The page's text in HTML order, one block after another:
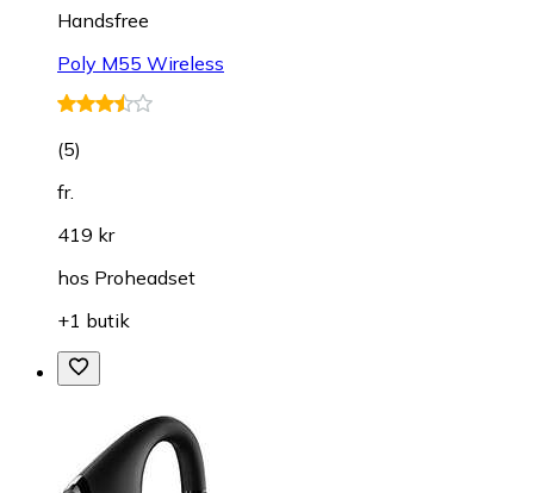
Handsfree
Poly M55 Wireless
(5)
fr.
419 kr
hos Proheadset
+1 butik